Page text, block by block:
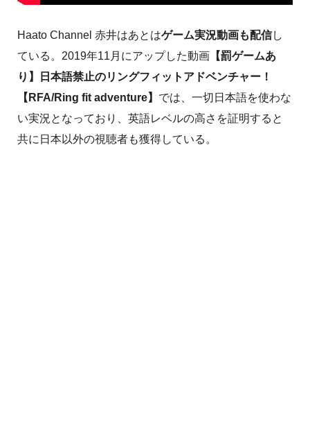
Haato Channel 赤井はあとはゲーム実況動画も配信し
ている。2019年11月にアップした動画 【罰ゲームあ
り】日本語禁止のリングフィットアドベンチャー！
【RFA/Ring fit adventure】 では、一切日本語を使わな
い実況となっており、英語レベルの高さを証明すると
共に日本以外の視聴者も獲得している。